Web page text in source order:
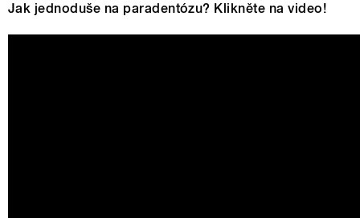
Jak jednoduše na paradentózu? Klikněte na video!